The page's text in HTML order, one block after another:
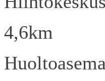
4,6km